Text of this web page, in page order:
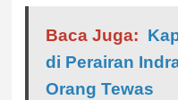
Baca Juga:
di Perairan
Orang Tewas